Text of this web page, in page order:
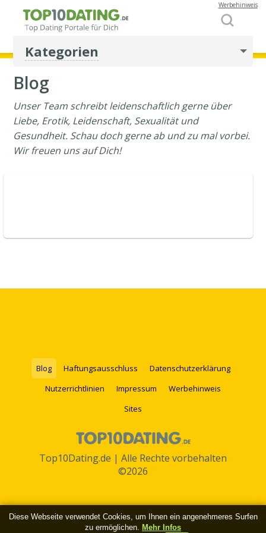
Werbehinweis
Kategorien
Blog
Unser Team schreibt leidenschaftlich gerne über
Liebe, Erotik, Leidenschaft, Sexualität und
Gesundheit. Schau doch gerne ab und zu mal vorbei.
Wir freuen uns auf Dich!
Diese Webseite verwendet Cookies, um Ihnen ein angenehmeres Surfen
zu ermöglichen. Mehr Infos
Blog Haftungsausschluss
Datenschutzerklärung
Nutzerrichtlinien
Impressum
Werbehinweis
Sites
Top10Dating.de | Alle Rechte vorbehalten
©2026